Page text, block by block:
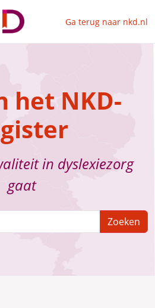
Ga terug naar nkd.nl
het NKD-
in dyslexiezorg
gaat
Zoeken